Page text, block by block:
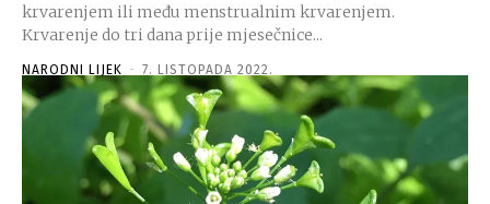
krvarenjem ili među menstrualnim krvarenjem.
Krvarenje do tri dana prije mjesečnice...
NARODNI LIJEK - 7. LISTOPADA 2022.